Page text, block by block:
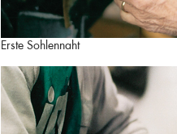
Erste Sohlennaht